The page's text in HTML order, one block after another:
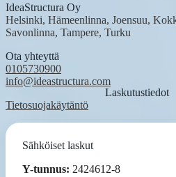
IdeaStructura Oy
Helsinki, Hämeenlinna, Joensuu,
Savonlinna, Tampere, Turku
Ota yhteyttä
0105730900
info@ideastructura.com
Tietosuojakäytäntö
Laskutustiedot
Sähköiset laskut
Y-tunnus: 2424612-8